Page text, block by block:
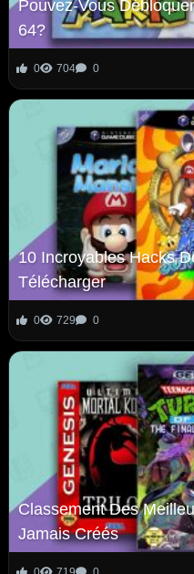
Pouvez-Vous
64?
0 704 0
10 Incroyables Hacks
Télécharger
0 729 0
Classement Des
Jamais Créés